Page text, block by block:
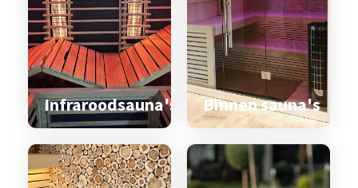
Infraroodsauna's Binnen sauna's